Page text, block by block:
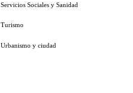
Servicios Sociales y Sanidad
Turismo
Urbanismo y ciudad